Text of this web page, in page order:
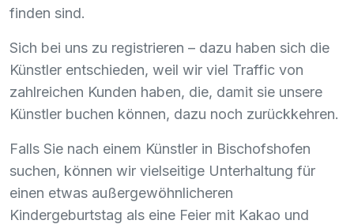
finden sind.
Sich bei uns zu registrieren – dazu haben sich die
Künstler entschieden, weil wir viel Traffic von
zahlreichen Kunden haben, die, damit sie unsere
Künstler buchen können, dazu noch zurückkehren.
Falls Sie nach einem Künstler in Bischofshofen
suchen, können wir vielseitige Unterhaltung für
einen etwas außergewöhnlicheren
Kindergeburtstag als eine Feier mit Kakao und